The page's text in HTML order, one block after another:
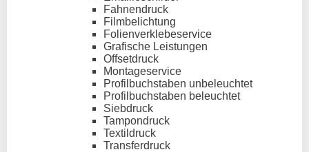
Fahnendruck
Filmbelichtung
Folienverklebeservice
Grafische Leistungen
Offsetdruck
Montageservice
Profilbuchstaben unbeleuchtet
Profilbuchstaben beleuchtet
Siebdruck
Tampondruck
Textildruck
Transferdruck